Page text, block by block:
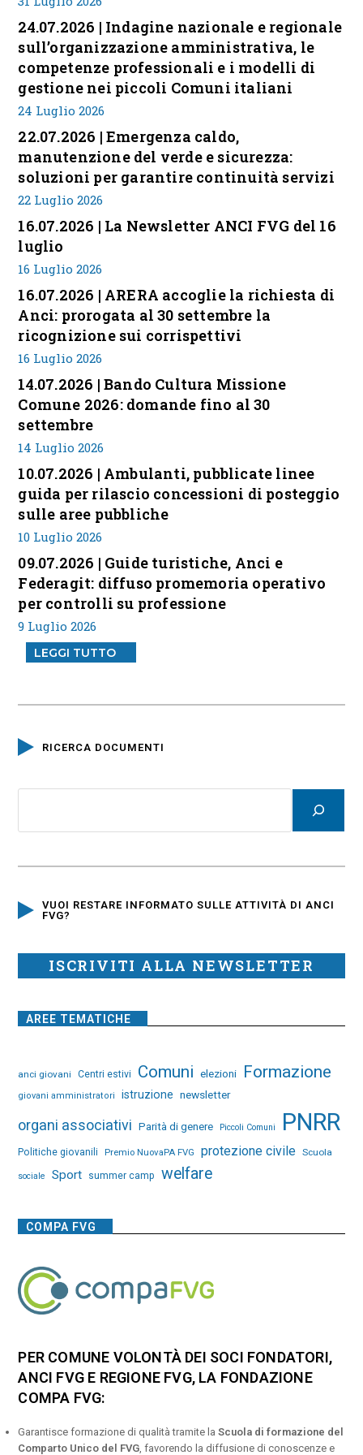
24.07.2026 | Indagine nazionale e regionale
sull’organizzazione amministrativa, le
competenze professionali e i modelli di
gestione nei piccoli Comuni italiani
24 Luglio 2026
22.07.2026 | Emergenza caldo,
manutenzione del verde e sicurezza:
soluzioni per garantire continuità servizi
22 Luglio 2026
16.07.2026 | La Newsletter ANCI FVG del 16
luglio
16 Luglio 2026
16.07.2026 | ARERA accoglie la richiesta di
Anci: prorogata al 30 settembre la
ricognizione sui corrispettivi
16 Luglio 2026
14.07.2026 | Bando Cultura Missione
Comune 2026: domande fino al 30
settembre
14 Luglio 2026
10.07.2026 | Ambulanti, pubblicate linee
guida per rilascio concessioni di posteggio
sulle aree pubbliche
10 Luglio 2026
09.07.2026 | Guide turistiche, Anci e
Federagit: diffuso promemoria operativo
per controlli su professione
9 Luglio 2026
LEGGI TUTTO
RICERCA DOCUMENTI
VUOI RESTARE INFORMATO SULLE ATTIVITÀ DI ANCI
FVG?
ISCRIVITI ALLA NEWSLETTER
AREE TEMATICHE
anci giovani Centri estivi Comuni elezioni Formazione
giovani amministratori istruzione newsletter
organi associativi Parità di genere Piccoli Comuni PNRR
Politiche giovanili Premio NuovaPA FVG protezione civile Scuola
sociale Sport summer camp welfare
COMPA FVG
PER COMUNE VOLONTÀ DEI SOCI FONDATORI,
ANCI FVG E REGIONE FVG, LA FONDAZIONE
COMPA FVG:
Garantisce formazione di qualità tramite laScuola di formazione del
Comparto Unico del FVG , favorendo la diffusione di conoscenze e